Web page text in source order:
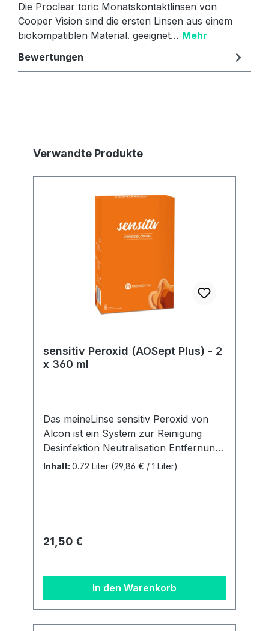
Die Proclear toric Monatskontaktlinsen von
Cooper Vision sind die ersten Linsen aus einem
biokompatiblen Material. geeignet… Mehr
Bewertungen
Produktgalerie überspringen
Verwandte Produkte
sensitiv Peroxid (AOSept Plus) - 2
x 360 ml
Das meineLinse sensitiv Peroxid von
Alcon ist ein System zur Reinigung
Desinfektion Neutralisation Entfernung
von Proteinen Aufbewahrung 100%
Behälter. Unser 3 Monatsbedarf
besteht aus 2 Flaschen á 360 ml + 1
Produktsicherheitsverordnung Als
verantwortungsbewusstes
Unternehmen legen wir großen Wert
Inhalt: 0.72 Liter (29,86 € / 1 Liter)
Regulärer Preis:
21,50 €
In den Warenkorb